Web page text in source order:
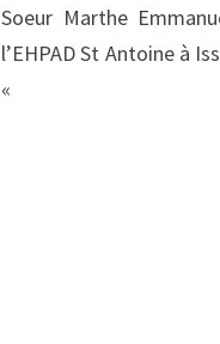
Soeur Marthe
l’EHPAD St Antoine à
«